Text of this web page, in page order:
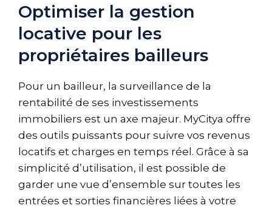
Optimiser la gestion
locative pour les
propriétaires bailleurs
Pour un bailleur, la surveillance de la
rentabilité de ses investissements
immobiliers est un axe majeur. MyCitya offre
des outils puissants pour suivre vos revenus
locatifs et charges en temps réel. Grâce à sa
simplicité d’utilisation, il est possible de
garder une vue d’ensemble sur toutes les
entrées et sorties financières liées à votre